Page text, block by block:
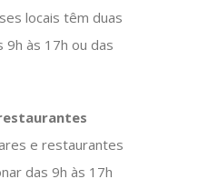
locais têm duas
9h às 17h ou das
e restaurantes
das 9h às 17h